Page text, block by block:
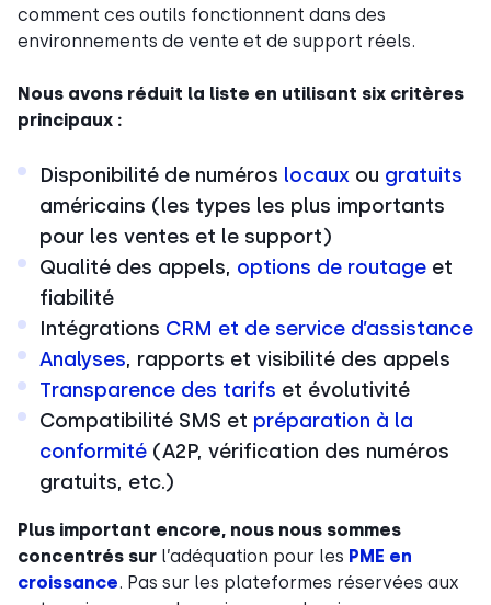
comment ces outils fonctionnent dans des
environnements de vente et de support réels.
Nous avons réduit la liste en utilisant six critères
principaux :
Disponibilité de numéros locaux ou gratuits
américains (les types les plus importants
pour les ventes et le support)
Qualité des appels, options de routage et
fiabilité
Intégrations CRM et de service d’assistance
Analyses, rapports et visibilité des appels
Transparence des tarifs et évolutivité
Compatibilité SMS et préparation à la
conformité (A2P, vérification des numéros
gratuits, etc.)
Plus important encore, nous nous sommes
concentrés sur l’adéquation pour les PME en
croissance. Pas sur les plateformes réservées aux